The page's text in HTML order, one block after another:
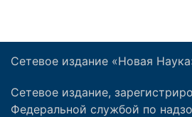
Сетевое издание «Новая
Сетевое издание,
Федеральной службой по